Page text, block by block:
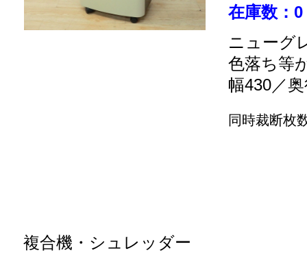
在庫数：0
ニューグ
色落ち等
幅430／
同時裁断枚
複合機・シュレッダー